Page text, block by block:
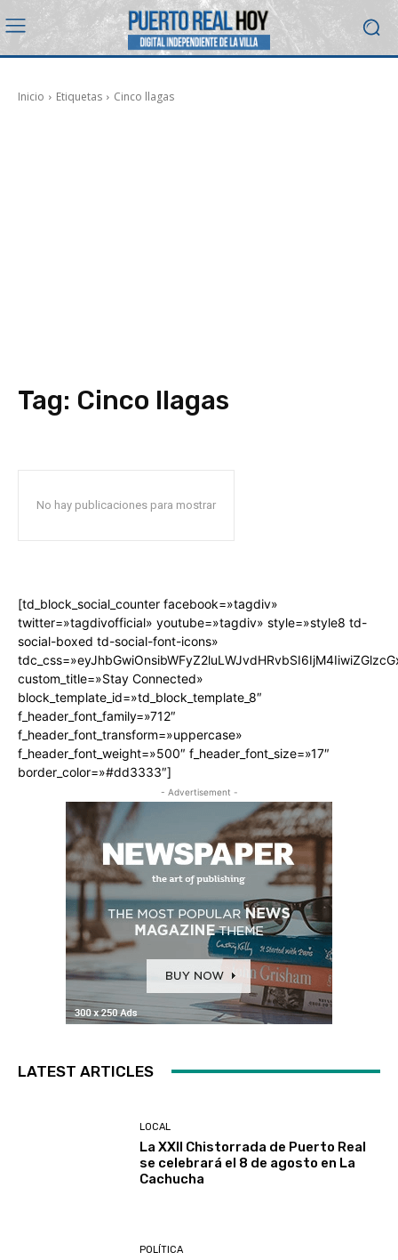
Inicio Etiquetas Cinco llagas
Tag: Cinco llagas
No hay publicaciones para mostrar
[td_block_social_counter facebook=»tagdiv»
twitter=»tagdivofficial» youtube=»tagdiv» style=»style8 td-
social-boxed td-social-font-icons»
custom_title=»Stay Connected»
block_template_id=»td_block_template_8″
f_header_font_family=»712″
f_header_font_transform=»uppercase»
f_header_font_weight=»500″ f_header_font_size=»17″
border_color=»#dd3333″]
- Advertisement -
LATEST ARTICLES
LOCAL
La XXII Chistorrada de Puerto Real
se celebrará el 8 de agosto en La
Cachucha
POLÍTICA